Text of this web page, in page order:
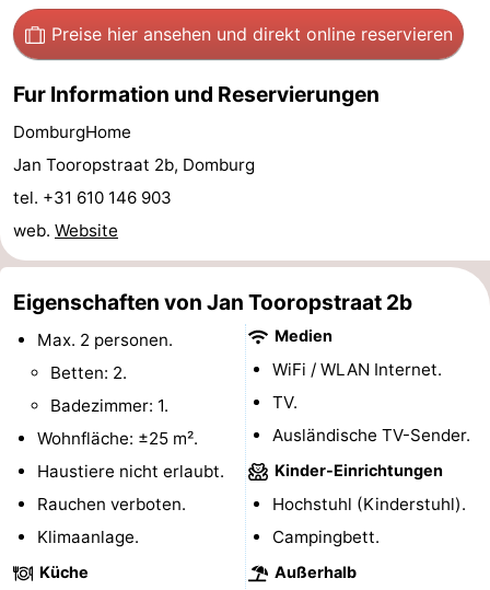
Route
-
Parken
Reisebuchshop
Adressen
Region
Schouwen-
Duiveland
Renesse
Brouwershaven
-
Bruinisse
Zierikzee
-
Preise hier ansehen und direkt online reservieren
Fur Information und Reservierungen
DomburgHome
Jan Tooropstraat 2b, Domburg
tel. +31 610 146 903
web. Website
Eigenschaften von Jan Tooropstraat 2b
Max. 2 personen.
Betten: 2.
Badezimmer: 1.
Wohnfläche: ±25 m².
Haustiere nicht erlaubt.
Rauchen verboten.
Klimaanlage.
Küche
Medien
WiFi / WLAN Internet.
TV.
Ausländische TV-Sender.
Kinder-Einrichtungen
Hochstuhl (Kinderstuhl).
Campingbett.
Außerhalb